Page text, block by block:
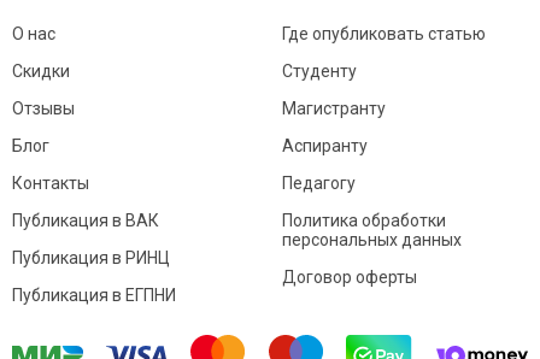
О нас
Скидки
Отзывы
Блог
Контакты
Где опубликовать статью
Студенту
Магистранту
Аспиранту
Педагогу
Публикация в ВАК
Публикация в РИНЦ
Публикация в ЕГПНИ
Политика обработки
персональных данных
Договор оферты